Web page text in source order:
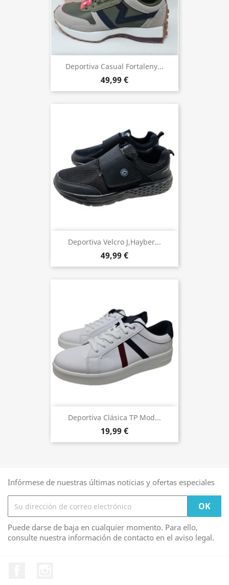
Deportiva Casual Fortaleny...
49,99 €
Deportiva Velcro J,hayber...
49,99 €
Deportiva Clásica TP Mod...
19,99 €
Infórmese de nuestras últimas noticias y ofertas especiales
Puede darse de baja en cualquier momento. Para ello,
consulte nuestra información de contacto en el aviso legal.